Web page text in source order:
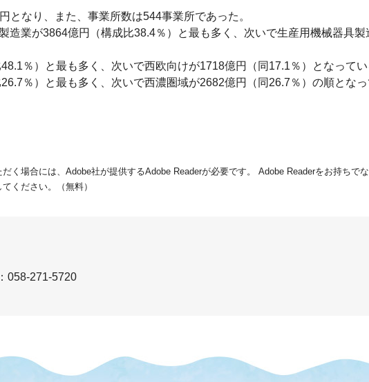
となり、また、事業所数は544事業所であった。
造業が3864億円（構成比38.4％）と最も多く、次いで生産用機械器具
％）と最も多く、次いで西欧向けが1718億円（同17.1％）となってい
％）と最も多く、次いで西濃圏域が2682億円（同26.7％）の順となっ
く場合には、Adobe社が提供するAdobe Readerが必要です。
Adobe Readerをお持ちで
ください。（無料）
058-271-5720